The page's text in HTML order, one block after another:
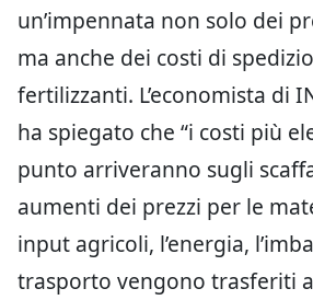
un’impennata non solo dei
ma anche dei costi di
fertilizzanti. L’economista di
ha spiegato che “i costi più
punto arriveranno sugli
aumenti dei prezzi per le
input agricoli, l’energia,
trasporto vengono trasferiti